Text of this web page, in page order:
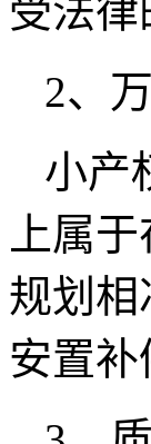
受法律
2、
小产
上属
规划
安置补